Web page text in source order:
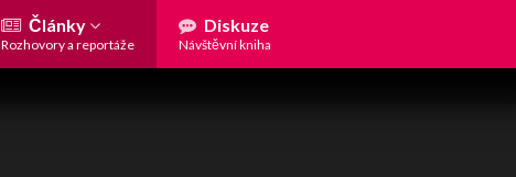
Články
Rozhovory a reportáže
Diskuze
Návštěvní kniha